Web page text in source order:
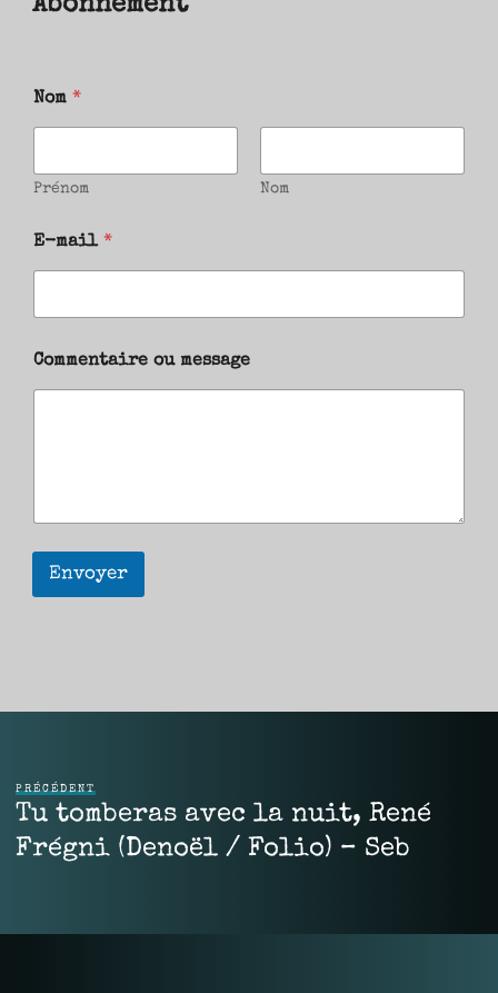
Abonnement
Nom *
Prénom Nom
E-mail *
Commentaire ou message
Envoyer
PRÉCÉDENT
Tu tomberas avec la nuit, René
Frégni (Denoël / Folio) – Seb